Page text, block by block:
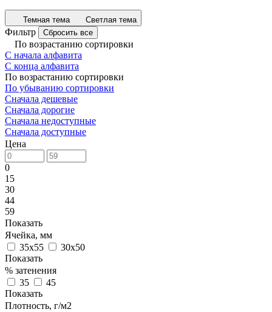
Темная тема Светлая тема
Фильтр Сбросить все
По возрастанию сортировки
С начала алфавита
С конца алфавита
По возрастанию сортировки
По убыванию сортировки
Сначала дешевые
Сначала дорогие
Сначала недоступные
Сначала доступные
Цена
0
15
30
44
59
Показать
Ячейка, мм
35х55
30х50
Показать
% затенения
35
45
Показать
Плотность, г/м2